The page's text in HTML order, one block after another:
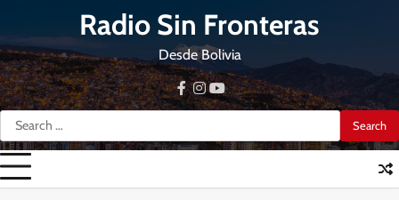
content
Radio Sin Fronteras
Desde Bolivia
Search
for:
facebook
instagram
youtube